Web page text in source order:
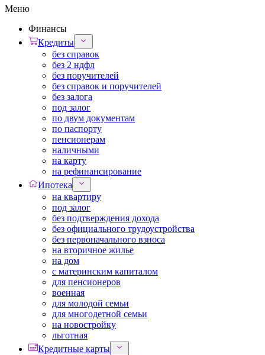
Меню
Финансы
Кредиты
без справок
без 2 ндфл
без поручителей
без справок и поручителей
без залога
под залог
по двум документам
по паспорту
пенсионерам
наличными
на карту
на рефинансирование
Ипотека
на квартиру
под залог
без подтверждения дохода
без официального трудоустройства
без первоначального взноса
на вторичное жилье
на дом
с материнским капиталом
для пенсионеров
военная
для молодой семьи
для многодетной семьи
на новостройку
льготная
Кредитные карты